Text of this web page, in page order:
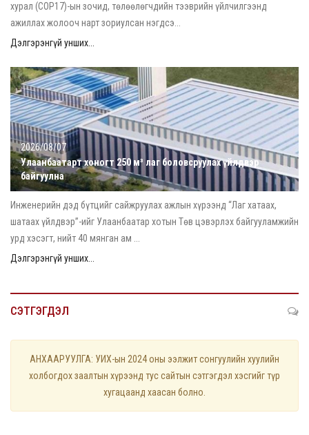
хурал (COP17)-ын зочид, төлөөлөгчдийн тээврийн үйлчилгээнд
ажиллах жолооч нарт зориулсан нэгдсэ...
Дэлгэрэнгүй унших...
2026/08/07
Улаанбаатарт хоногт 250 м³ лаг боловсруулах үйлдвэр
байгуулна
Инженерийн дэд бүтцийг сайжруулах ажлын хүрээнд “Лаг хатаах,
шатаах үйлдвэр”-ийг Улаанбаатар хотын Төв цэвэрлэх байгууламжийн
урд хэсэгт, нийт 40 мянган ам ...
Дэлгэрэнгүй унших...
СЭТГЭГДЭЛ
АНХААРУУЛГА: УИХ-ын 2024 оны ээлжит сонгуулийн хуулийн
холбогдох заалтын хүрээнд тус сайтын сэтгэгдэл хэсгийг түр
хугацаанд хаасан болно.